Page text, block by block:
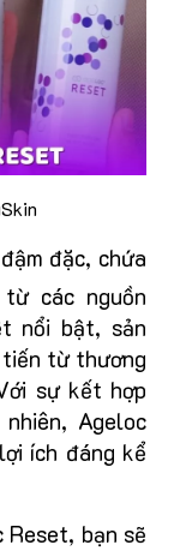
đặc, chứa
các nguồn
nổi bật, sản
tiến từ thương
sự kết hợp
Ageloc
ích đáng kể
Reset, bạn sẽ